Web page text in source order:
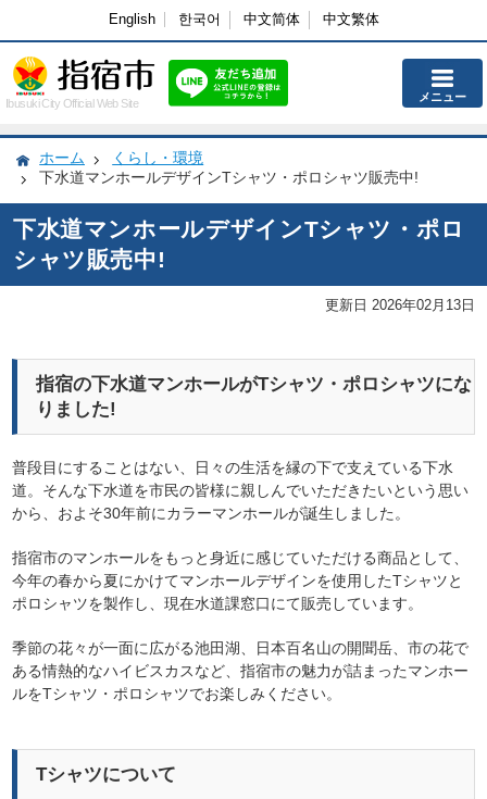
English 한국어 中文简体 中文繁体
Ibusuki City Official Web Site メニュー
ホーム
くらし・環境
下水道マンホールデザインTシャツ・ポロシャツ販売中!
下水道マンホールデザインTシャツ・ポロ
シャツ販売中!
更新日 2026年02月13日
指宿の下水道マンホールがTシャツ・ポロシャツにな
りました!
普段目にすることはない、日々の生活を縁の下で支えている下水
道。そんな下水道を市民の皆様に親しんでいただきたいという思い
から、およそ30年前にカラーマンホールが誕生しました。
指宿市のマンホールをもっと身近に感じていただける商品として、
今年の春から夏にかけてマンホールデザインを使用したTシャツと
ポロシャツを製作し、現在水道課窓口にて販売しています。
季節の花々が一面に広がる池田湖、日本百名山の開聞岳、市の花で
ある情熱的なハイビスカスなど、指宿市の魅力が詰まったマンホー
ルをTシャツ・ポロシャツでお楽しみください。
Tシャツについて